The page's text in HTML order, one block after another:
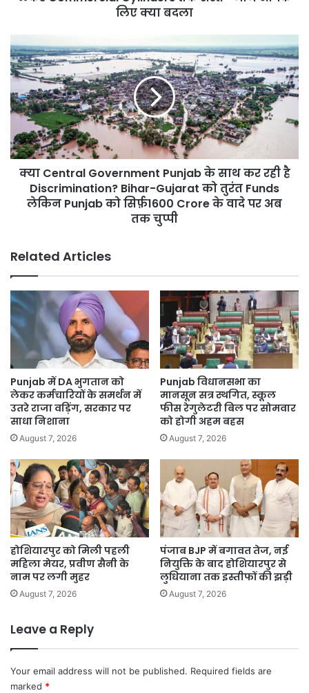
जानें
आपके
लिए
क्या
बदला
लिए क्या बदला
Central
Government
Punjab
के
साथ
रही
है
Discrimination?
Bihar-
Gujarat
लेकिन
Punjab
सिर्फ़1600
Crore
के
तक
चुप्पी
क्या Central Government Punjab के साथ कर रही है
Discrimination? Bihar-Gujarat को तुरंत Funds
लेकिन Punjab को सिर्फ़1600 Crore के वादे पर अब
तक चुप्पी
Related Articles
Punjab में DA भुगतान को
लेकर कर्मचारियों के समर्थन में
उतरे राजा वड़िंग, सरकार पर
साधा निशाना
August 7, 2026
Punjab विधानसभा का
मानसून सत्र स्थगित, स्कूल
फीस रेगुलेटरी बिल पर सोमवार
को होगी अहम बहस
August 7, 2026
होशियारपुर को मिली पहली
महिला मेयर, प्रवीण सैनी के
नाम पर लगी मुहर
August 7, 2026
पंजाब BJP में बगावत तेज, नई
नियुक्ति के बाद होशियारपुर से
लुधियाना तक इस्तीफों की झड़ी
August 7, 2026
Leave a Reply
Your email address will not be published. Required fields are
marked *